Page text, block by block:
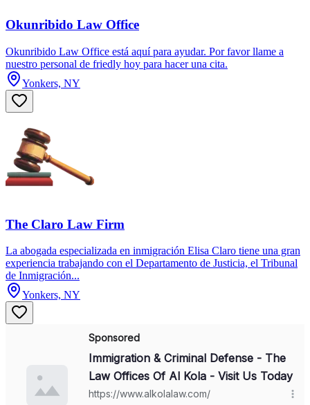
Okunribido Law Office
Okunribido Law Office está aquí para ayudar. Por favor llame a
nuestro personal de friedly hoy para hacer una cita.
Yonkers, NY
The Claro Law Firm
La abogada especializada en inmigración Elisa Claro tiene una gran
experiencia trabajando con el Departamento de Justicia, el Tribunal
de Inmigración...
Yonkers, NY